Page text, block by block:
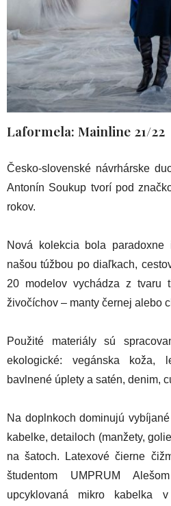
Laformela: Mainline 21/22
Česko-slovenské návrhárske
Antonín Soukup tvorí pod
rokov.
Nová kolekcia bola paradoxne
našou túžbou po diaľkach,
20 modelov vychádza z tvaru
živočíchov – manty černej alebo
Použité materiály sú
ekologické: vegánska koža,
bavlnené úplety a satén, denim,
Na doplnkoch dominujú
kabelke, detailoch (manžety,
na šatoch. Latexové čierne
študentom UMPRUM
upcyklovaná mikro kabelka